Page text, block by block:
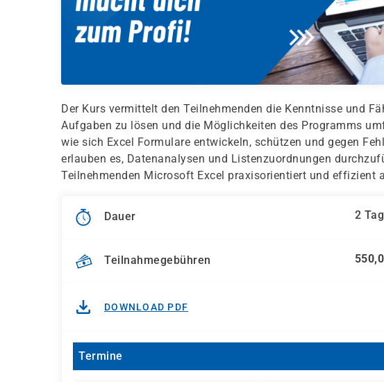
Der Kurs vermittelt den Teilnehmenden die Kenntnisse und
Aufgaben zu lösen und die Möglichkeiten des Programms
wie sich Excel Formulare entwickeln, schützen und gegen
erlauben es, Datenanalysen und Listenzuordnungen
Teilnehmenden Microsoft Excel praxisorientiert und effizient
Dauer 2
Teilnahmegebühren
DOWNLOAD PDF
Termine